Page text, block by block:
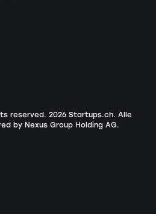
reserved. 2026Startups.ch. Alle
by Nexus Group Holding AG.